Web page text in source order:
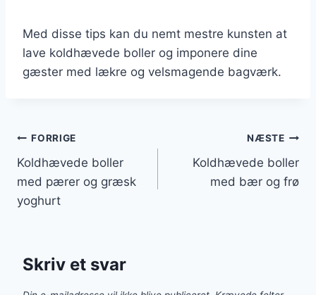
Med disse tips kan du nemt mestre kunsten at
lave koldhævede boller og imponere dine
gæster med lækre og velsmagende bagværk.
Indlægsnavigation
FORRIGE
Koldhævede boller
med pærer og græsk
yoghurt
NÆSTE
Koldhævede boller
med bær og frø
Skriv et svar